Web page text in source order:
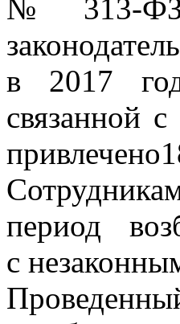
№ 313-ФЗ
в 2017
связанной
период
с